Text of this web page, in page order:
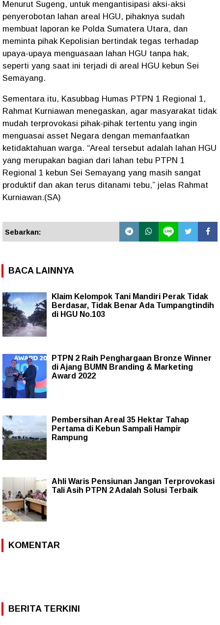
Menurut Sugeng, untuk mengantisipasi aksi-aksi
penyerobotan lahan areal HGU, pihaknya sudah
membuat laporan ke Polda Sumatera Utara, dan
meminta pihak Kepolisian bertindak tegas terhadap
upaya-upaya menguasaan lahan HGU tanpa hak,
seperti yang saat ini terjadi di areal HGU kebun Sei
Semayang.
Sementara itu, Kasubbag Humas PTPN 1 Regional 1,
Rahmat Kurniawan menegaskan, agar masyarakat tidak
mudah terprovokasi pihak-pihak tertentu yang ingin
menguasai asset Negara dengan memanfaatkan
ketidaktahuan warga. “Areal tersebut adalah lahan HGU
yang merupakan bagian dari lahan tebu PTPN 1
Regional 1 kebun Sei Semayang yang masih sangat
produktif dan akan terus ditanami tebu,” jelas Rahmat
Kurniawan.(SA)
Sebarkan:
BACA LAINNYA
Klaim Kelompok Tani Mandiri Perak Tidak
Berdasar, Tidak Benar Ada Tumpangtindih
di HGU No.103
PTPN 2 Raih Penghargaan Bronze Winner
di Ajang BUMN Branding & Marketing
Award 2022
Pembersihan Areal 35 Hektar Tahap
Pertama di Kebun Sampali Hampir
Rampung
Ahli Waris Pensiunan Jangan Terprovokasi
Tali Asih PTPN 2 Adalah Solusi Terbaik
KOMENTAR
BERITA TERKINI